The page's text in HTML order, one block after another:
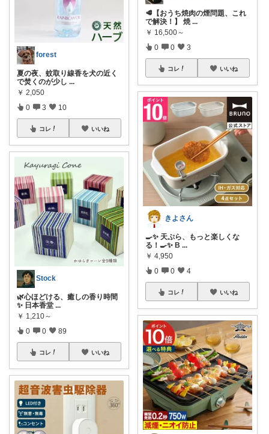
forest
夏の夜、蚊取り線香を犬の近く
で焚くのが少し ...
￥ 2,050
0 3 10
コレ いいね
Stock
🌿心ほどける、癒しの香り時間
✨ 日本香堂 ...
￥ 1,210～
0 0 89
コレ いいね
🥩【おうち焼肉の煙問題、これ
で解決！】 焼 ...
￥ 16,500～
0 0 3
コレ いいね
きよさん
🍳✨ 天ぷら、もっと楽しくな
る！🍳✨ B ...
￥ 4,950
0 0 4
コレ いいね